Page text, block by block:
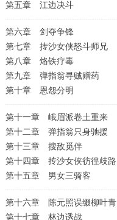
第五章 江边决斗
第六章 剑夺争锋
第七章 抟沙女侠怒斗师兄
第八章 烙铁疗毒
第九章 弹指翁寻贼赠药
第十章 恩怨分明
第十一章 峨眉派卷土重来
第十二章 弹指翁只身驰援
第十三章 搜敌觅伴
第十四章 抟沙女侠彷徨歧路
第十五章 男女三骑客
第十六章 陈元照误缀柳叶青
第十七章 林边诱战